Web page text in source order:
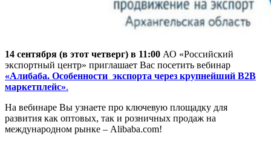
14 сентября (в этот четверг) в 11:00 АО «Российский
экспортный центр» приглашает Вас посетить вебинар
«Алибаба. Особенности экспорта через крупнейший В2В
маркетплейс».
На вебинаре Вы узнаете про ключевую площадку для
развития как оптовых, так и розничных продаж на
международном рынке – Alibaba.com!